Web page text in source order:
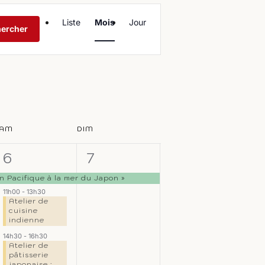
de
Liste Mois Jour
DIM
Pacifique à la mer du Japon »
3
évènements,
6
11h00 - 13h30
Atelier de
cuisine
indienne
14h30 - 16h30
Atelier de
pâtisserie
1
évènement,
7